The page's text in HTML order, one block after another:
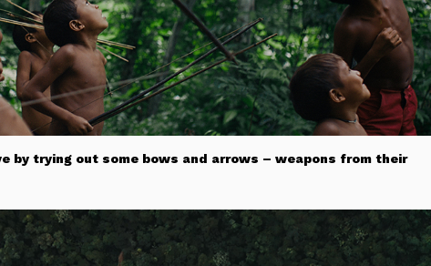
by trying out some bows and arrows – weapons from their